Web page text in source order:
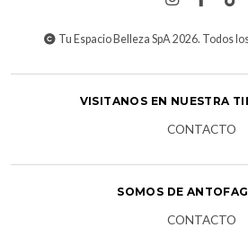
Tu Espacio Belleza SpA 2026. Todos
VISITANOS EN NUESTRA
CONTACTO
SOMOS DE
CONTACTO